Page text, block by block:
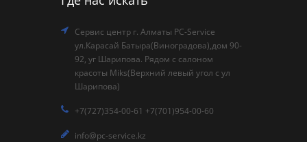
Сервис центр г. Алматы PC-Service
ул.Карасай Батыра(Виноградова),дом 90-
92, уг Шарипова. Рядом с салоном
красоты Miks(Верхний левый угол с ул
Шарипова)
+7(727)354-00-61 +7(701)954-00-60
info@pc-service.kz